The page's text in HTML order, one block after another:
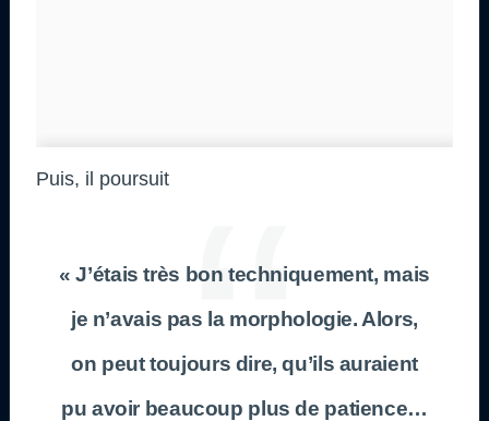
Puis, il poursuit
« J’étais très bon techniquement, mais
je n’avais pas la morphologie. Alors,
on peut toujours dire, qu’ils auraient
pu avoir beaucoup plus de patience…